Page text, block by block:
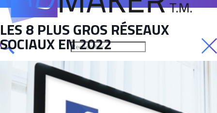
LES 8 PLUS GROS RÉSEAUX
SOCIAUX EN 2022